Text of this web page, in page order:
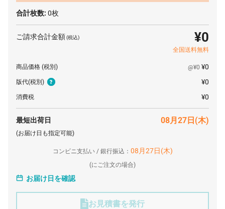
合計枚数: 0枚
ご請求合計金額(税込) ¥0
全国送料無料
商品価格 (税別) @¥0 ¥0
版代(税別) ¥0
消費税 ¥0
最短出荷日 08月27日(木)
(お届け日も指定可能)
コンビニ支払い / 銀行振込： 08月27日(木)
(にご注文の場合)
お届け日を確認
お見積書を発行